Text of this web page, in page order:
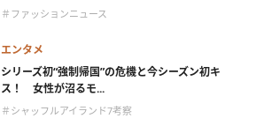
＃ファッションニュース
エンタメ
シリーズ初“強制帰国”の危機と今シーズン初キ
ス！ 女性が沼るモ...
＃シャッフルアイランド7考察